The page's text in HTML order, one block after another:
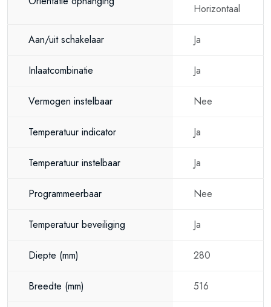
Horizontaal
Aan/uit schakelaar Ja
Inlaatcombinatie Ja
Vermogen instelbaar Nee
Temperatuur indicator Ja
Temperatuur instelbaar Ja
Programmeerbaar Nee
Temperatuur beveiliging Ja
Diepte (mm) 280
Breedte (mm) 516